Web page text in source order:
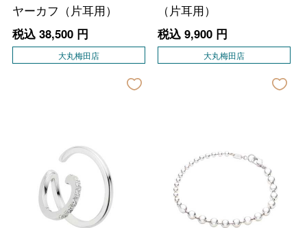
ヤーカフ（片耳用）
税込 38,500円
大丸梅田店
（片耳用）
税込 9,900円
大丸梅田店